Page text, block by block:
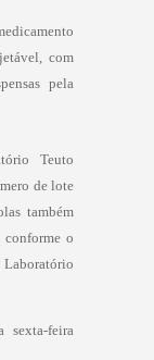
com
pela
Teuto
de lote
também
conforme o
sexta-feira